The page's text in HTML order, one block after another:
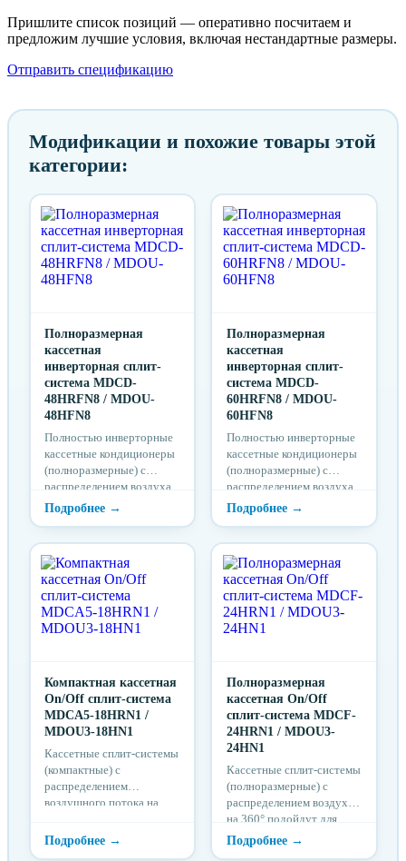
Пришлите список позиций — оперативно посчитаем и
предложим лучшие условия, включая нестандартные размеры.
Отправить спецификацию
Модификации и похожие товары этой
категории:
Полноразмерная
кассетная
инверторная сплит-
система MDCD-
48HRFN8 / MDOU-
48HFN8
Полностью инверторные
кассетные кондиционеры
(полноразмерные) с
распределением воздуха
на 360° подойдут для
кондиционирования
большое скопление
людей: офисы, магазины,
кафе и рестораны, холлы
различных учреждений.
Полноразмерная
кассетная
инверторная сплит-
система MDCD-
60HRFN8 / MDOU-
60HFN8
Полностью инверторные
кассетные кондиционеры
(полноразмерные) с
распределением воздуха
на 360° подойдут для
кондиционирования
большое скопление
людей: офисы, магазины,
кафе и рестораны, холлы
различных учреждений.
Компактная кассетная
On/Off сплит-система
MDCA5-18HRN1 /
MDOU3-18HN1
Кассетные сплит-системы
(компактные) с
распределением
воздушного потока на
как для жилых
помещений, так и для
Полноразмерная
кассетная On/Off
сплит-система MDCF-
24HRN1 / MDOU3-
24HN1
Кассетные сплит-системы
(полноразмерные) с
распределением воздуха
на 360° подойдут для
кондиционирования
помещений большой